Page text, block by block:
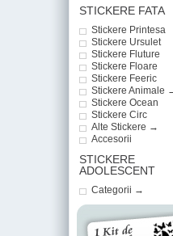
STICKERE FATA
Stickere Printesa
Stickere Ursulet
Stickere Fluture
Stickere Floare
Stickere Feeric
Stickere Animale
Stickere Ocean
Stickere Circ
Alte Stickere →
Accesorii
STICKERE
ADOLESCENT
Categorii →